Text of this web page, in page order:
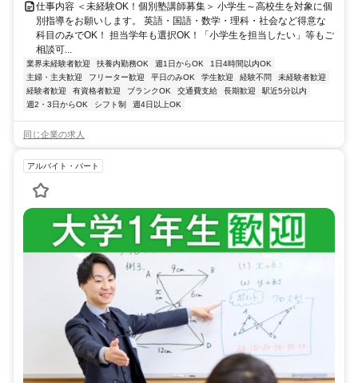
仕事内容 ＜未経験OK！個別塾講師募集＞ 小学生～高校生を対象に個
別指導をお願いします。 英語・国語・数学・理科・社会など得意な
科目のみでOK！ 担当学年も選択OK！「小学生を担当したい」等もご
相談可...
業界未経験者歓迎 扶養内勤務OK 週1日からOK
1日4時間以内OK
主婦・主夫歓迎
フリーター歓迎 平日のみOK 学生歓迎 経験不問
未経験者歓迎
経験者歓迎
有資格者歓迎 ブランクOK 交通費支給 長期歓迎
駅近5分以内
週2・3日からOK
シフト制 週4日以上OK
同じ企業の求人
アルバイト・パート